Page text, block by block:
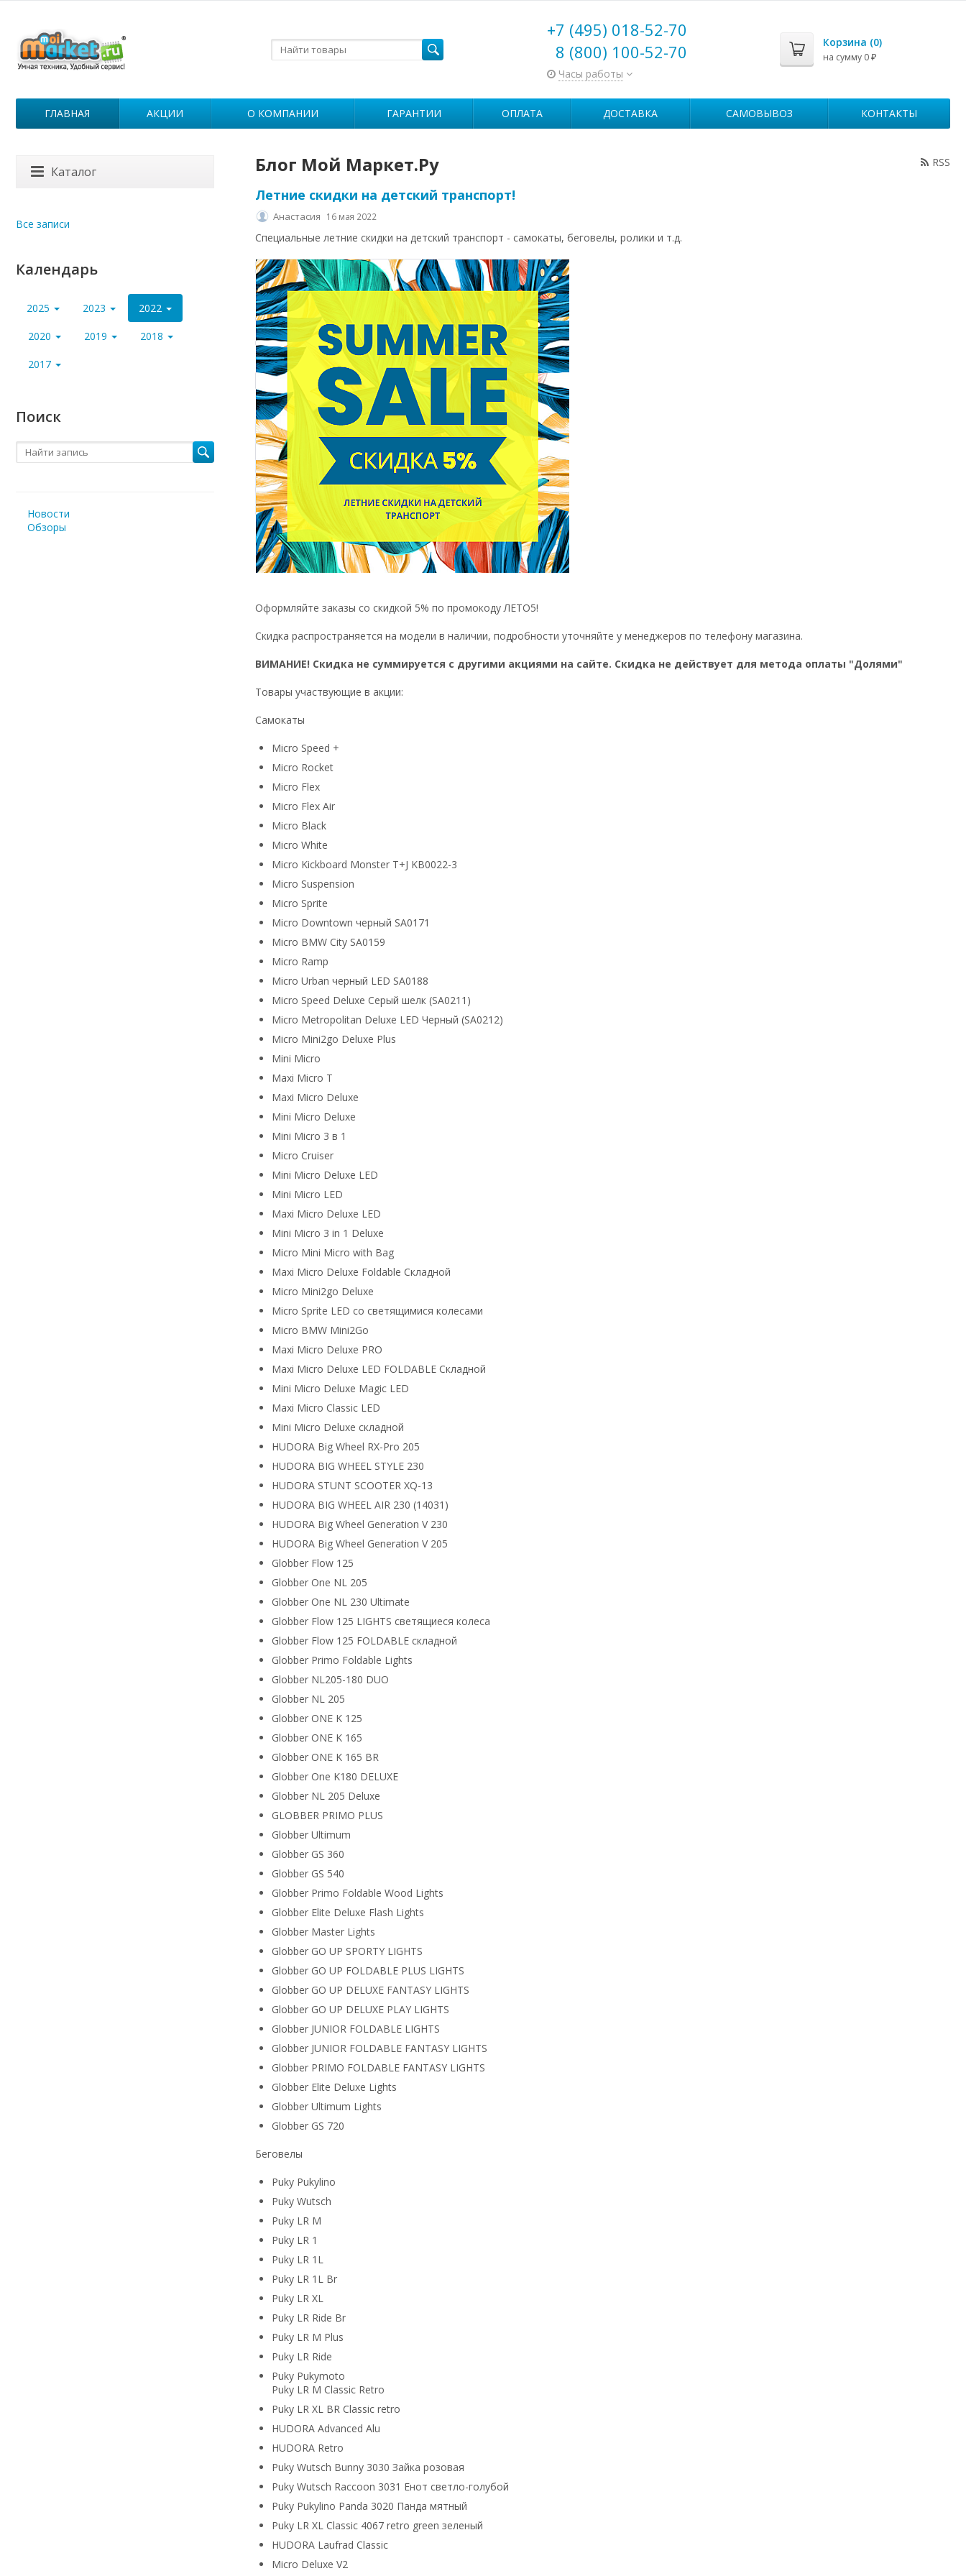
+7 (495) 018-52-70
8 (800) 100-52-70
Часы работы
Корзина (0)
на сумму 0 ₽
ГЛАВНАЯ АКЦИИ О КОМПАНИИ ГАРАНТИИ ОПЛАТА ДОСТАВКА САМОВЫВОЗ КОНТАКТЫ
RSS
Блог Мой Маркет.Ру
Летние скидки на детский транспорт!
Анастасия 16 мая 2022
Специальные летние скидки на детский транспорт - самокаты, беговелы, ролики и т.д.
Оформляйте заказы со скидкой 5% по промокоду ЛЕТО5!
Скидка распространяется на модели в наличии, подробности уточняйте у менеджеров по телефону магазина.
ВИМАНИЕ! Скидка не суммируется с другими акциями на сайте. Скидка не действует для метода оплаты "Долями"
Товары участвующие в акции:
Самокаты
Micro Speed +
Micro Rocket
Micro Flex
Micro Flex Air
Micro Black
Micro White
Micro Kickboard Monster Т+J KB0022-3
Micro Suspension
Micro Sprite
Micro Downtown черный SA0171
Micro BMW City SA0159
Micro Ramp
Micro Urban черный LED SA0188
Micro Speed Deluxe Серый шелк (SA0211)
Micro Metropolitan Deluxe LED Черный (SA0212)
Micro Mini2go Deluxe Plus
Mini Micro
Maxi Micro T
Maxi Micro Deluxe
Mini Micro Deluxe
Mini Micro 3 в 1
Micro Cruiser
Mini Micro Deluxe LED
Mini Micro LED
Maxi Micro Deluxe LED
Mini Micro 3 in 1 Deluxe
Micro Mini Micro with Bag
Maxi Micro Deluxe Foldable Складной
Micro Mini2go Deluxe
Micro Sprite LED со светящимися колесами
Micro BMW Mini2Go
Maxi Micro Deluxe PRO
Maxi Micro Deluxe LED FOLDABLE Складной
Mini Micro Deluxe Magic LED
Maxi Micro Classic LED
Mini Micro Deluxe складной
HUDORA Big Wheel RX-Pro 205
HUDORA BIG WHEEL STYLE 230
HUDORA STUNT SCOOTER XQ-13
HUDORA BIG WHEEL AIR 230 (14031)
HUDORA Big Wheel Generation V 230
HUDORA Big Wheel Generation V 205
Globber Flow 125
Globber One NL 205
Globber One NL 230 Ultimate
Globber Flow 125 LIGHTS светящиеся колеса
Globber Flow 125 FOLDABLE складной
Globber Primo Foldable Lights
Globber NL205-180 DUO
Globber NL 205
Globber ONE K 125
Globber ONE K 165
Globber ONE K 165 BR
Globber One K180 DELUXE
Globber NL 205 Deluxe
GLOBBER PRIMO PLUS
Globber Ultimum
Globber GS 360
Globber GS 540
Globber Primo Foldable Wood Lights
Globber Elite Deluxe Flash Lights
Globber Master Lights
Globber GO UP SPORTY LIGHTS
Globber GO UP FOLDABLE PLUS LIGHTS
Globber GO UP DELUXE FANTASY LIGHTS
Globber GO UP DELUXE PLAY LIGHTS
Globber JUNIOR FOLDABLE LIGHTS
Globber JUNIOR FOLDABLE FANTASY LIGHTS
Globber PRIMO FOLDABLE FANTASY LIGHTS
Globber Elite Deluxe Lights
Globber Ultimum Lights
Globber GS 720
Беговелы
Puky Pukylino
Puky Wutsch
Puky LR M
Puky LR 1
Puky LR 1L
Puky LR 1L Br
Puky LR XL
Puky LR Ride Br
Puky LR M Plus
Puky LR Ride
Puky Pukymoto
Puky LR M Classic Retro
Puky LR XL BR Classic retro
HUDORA Advanced Alu
HUDORA Retro
Puky Wutsch Bunny 3030 Зайка розовая
Puky Wutsch Raccoon 3031 Енот светло-голубой
Puky Pukylino Panda 3020 Панда мятный
Puky LR XL Classic 4067 retro grееn зеленый
HUDORA Laufrad Classic
Micro Deluxe V2
Каталог
Все записи
Календарь
2025 2023 2022
2020 2019 2018
2017
Поиск
Новости
Обзоры